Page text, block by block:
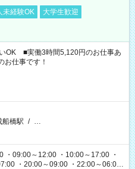
未経験OK
大学生歓迎
OK ■実働3時間5,120円のお仕事あ
お仕事です！
船橋駅 / …
・09:00～12:00 ・10:00～17:00 ・
・20:00～09:00 ・22:00～06:00